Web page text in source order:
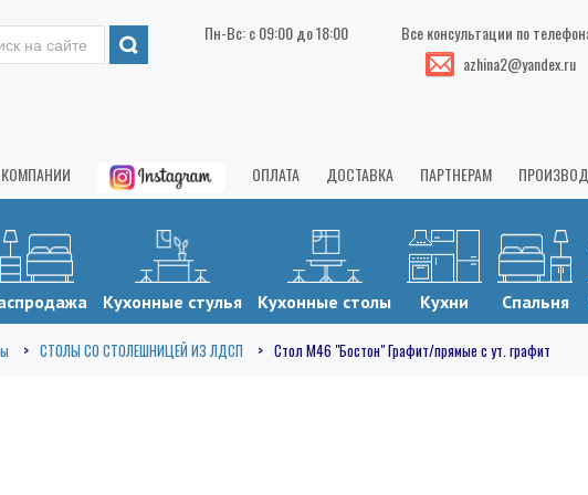
Пн-Вс: с 09:00 до 18:00
Все консультации по
azhina2@yandex.ru
ОПЛАТА ДОСТАВКА ПАРТНЕРАМ
Кухонные стулья Кухонные столы Кухни Спальня
СТОЛЫ СО СТОЛЕШНИЦЕЙ ИЗ ЛДСП Стол М46 "Бостон" Графит/прямые с ут. графит